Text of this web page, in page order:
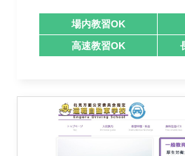
運営会社
業者様登録はこ
場内教習OK
高速教習OK